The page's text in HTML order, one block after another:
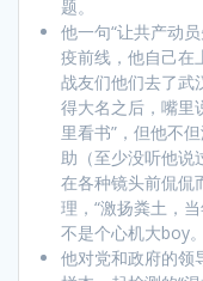
题。
他一句“让共产动
疫前线，他自己在
战友们他们去了武
得大名之后，嘴里
里看书”，但他不
助（至少没听他说
在各种镜头前侃侃
理，“激扬粪土，
不是个心机大boy。
他对党和政府的领